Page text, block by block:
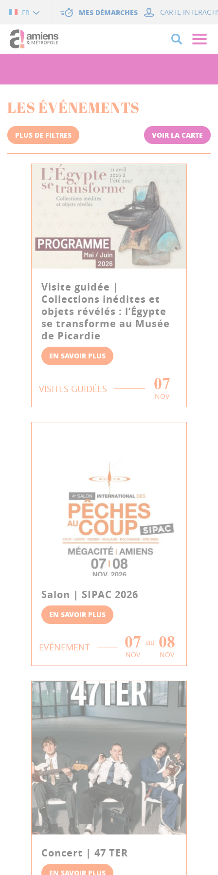
FR MES DÉMARCHES CARTE
LES ÉVÉNEMENTS
PLUS DE FILTRES VOIR LA CARTE
Visite guidée |
Collections inédites et
objets révélés : l’Égypte
se transforme au Musée
de Picardie
EN SAVOIR PLUS
VISITES GUIDÉES 07
NOV
Salon | SIPAC 2026
EN SAVOIR PLUS
EVÉNEMENT 07
NOV
au 08
NOV
Concert | 47 TER
EN SAVOIR PLUS